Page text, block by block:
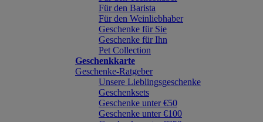
Für den Barista
Für den Weinliebhaber
Geschenke für Sie
Geschenke für Ihn
Pet Collection
Geschenkkarte
Geschenke-Ratgeber
Unsere Lieblingsgeschenke
Geschenksets
Geschenke unter €50
Geschenke unter €100